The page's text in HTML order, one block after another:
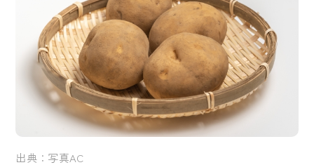
出典：写真AC